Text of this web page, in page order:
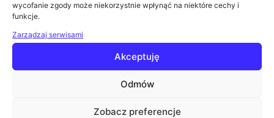
wycofanie zgody może niekorzystnie wpłynąć na niektóre cechy i
funkcje.
Zarządzaj serwisami
Akceptuję
Odmów
Zobacz preferencje
rozwiązań w zakresie informatyzacji zakładów opieki
zdrowotnej. Podczas wydarzenia wiodące firmy IT
zaprezentują swoje rozwiązania, które pomogą uspra
Zobacz podsumowanie →